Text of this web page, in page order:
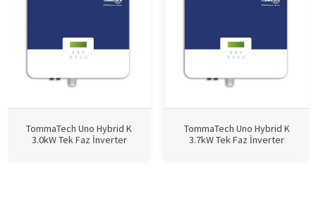
TommaTech Uno Hybrid K
3.0kW Tek Faz İnverter
TommaTech Uno Hybrid K
3.7kW Tek Faz İnverter